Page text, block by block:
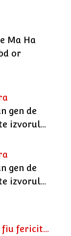
Ma Ha
or
gen de
izvorul…
gen de
izvorul…
fiu fericit...